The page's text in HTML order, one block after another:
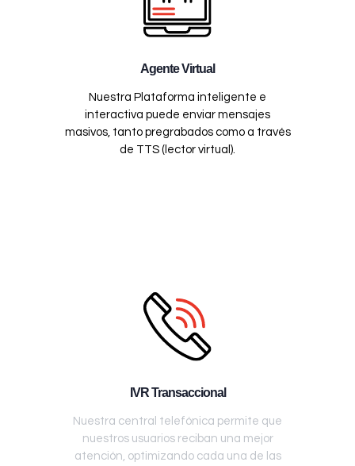
Agente Virtual
Nuestra Plataforma inteligente e
interactiva puede enviar mensajes
masivos, tanto pregrabados como a través
de TTS (lector virtual).
IVR Transaccional
Nuestra central telefónica permite que
nuestros usuarios reciban una mejor
atención, optimizando cada una de las